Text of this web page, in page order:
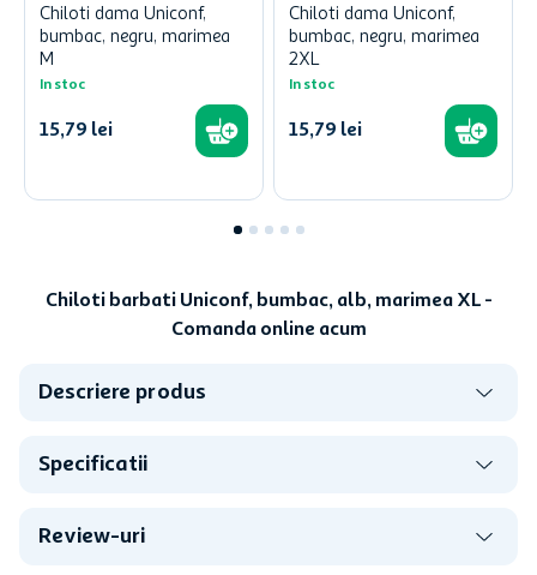
Chiloti dama Uniconf,
bumbac, negru, marimea
M
In stoc
15,79 lei
Chiloti dama Uniconf,
bumbac, negru, marimea
2XL
In stoc
15,79 lei
Chiloti barbati Uniconf, bumbac, alb, marimea XL -
Comanda online acum
Descriere produs
Specificatii
Review-uri